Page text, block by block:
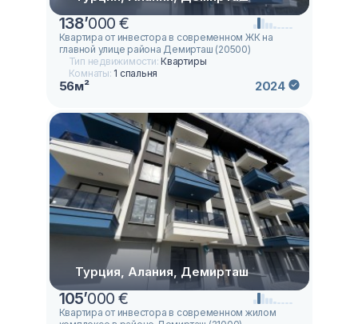
138’000 €
Квартира от инвестора в современном ЖК на
главной улице района Демирташ (20500)
Тип недвижимости:Квартиры
Комнаты: 1 спальня
56м² 2024
Турция, Алания, Демирташ
105’000 €
Квартира от инвестора в современном жилом